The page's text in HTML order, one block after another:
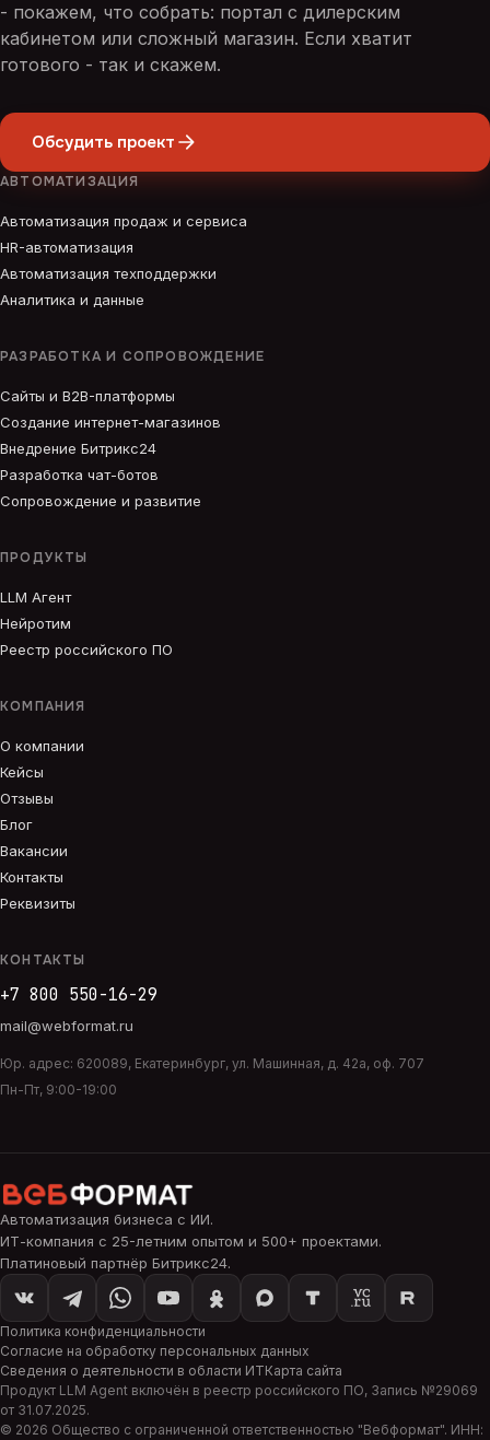
- покажем, что собрать: портал с дилерским
кабинетом или сложный магазин. Если хватит
готового - так и скажем.
Обсудить проект
АВТОМАТИЗАЦИЯ
Автоматизация продаж и сервиса
HR-автоматизация
Автоматизация техподдержки
Аналитика и данные
РАЗРАБОТКА И СОПРОВОЖДЕНИЕ
Сайты и B2B-платформы
Создание интернет-магазинов
Внедрение Битрикс24
Разработка чат-ботов
Сопровождение и развитие
ПРОДУКТЫ
LLM Агент
Нейротим
Реестр российского ПО
КОМПАНИЯ
О компании
Кейсы
Отзывы
Блог
Вакансии
Контакты
Реквизиты
КОНТАКТЫ
+7 800 550-16-29
mail@webformat.ru
Юр. адрес: 620089, Екатеринбург, ул. Машинная, д. 42а, оф. 707
Пн-Пт, 9:00-19:00
Политика конфиденциальности
Согласие на обработку персональных данных
Сведения о деятельности в области ИТКарта сайта
Продукт LLM Agent включён в реестр российского ПО, Запись №29069
от 31.07.2025.
© 2026 Общество с ограниченной ответственностью "Вебформат". ИНН:
Автоматизация бизнеса с ИИ.
ИТ-компания с 25-летним опытом и 500+ проектами.
Платиновый партнёр Битрикс24.